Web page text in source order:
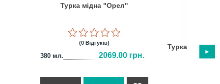
Турка мідна "Орел"
(0 Відгуків)
380 мл. 2069.00 грн.
Турка мідна